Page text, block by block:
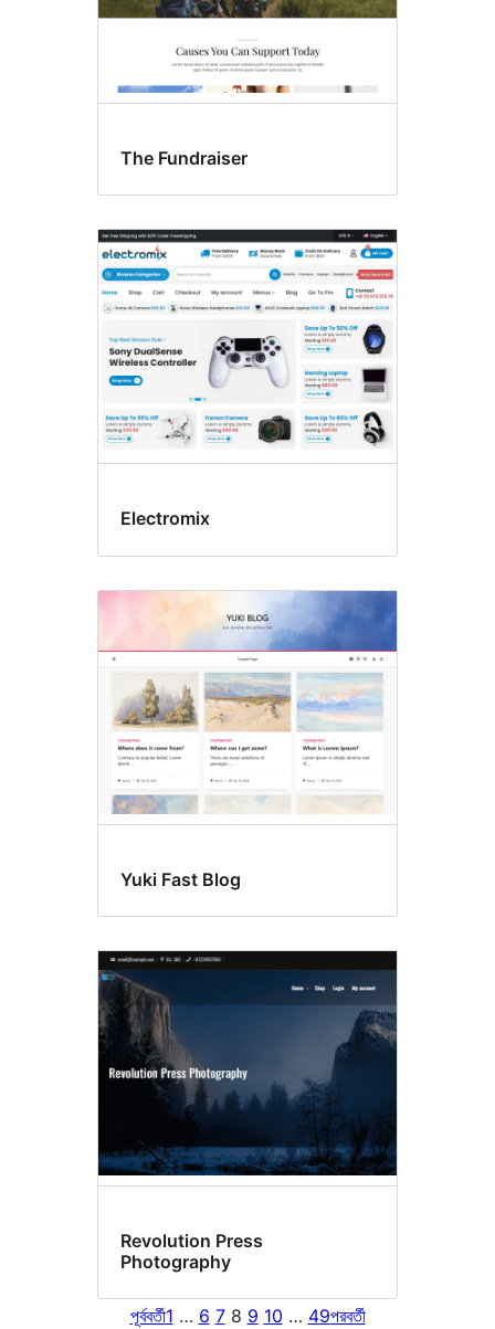
The Fundraiser
Electromix
Yuki Fast Blog
Revolution Press
Photography
পূর্ববর্তী1 … 6 7 8 9 10 … 49পরবর্তী